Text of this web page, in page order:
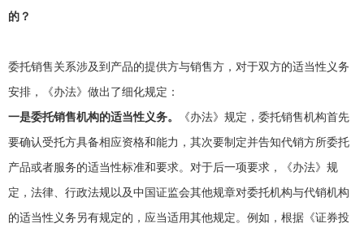
的？
委托销售关系涉及到产品的提供方与销售方，对于双方的适当性义务
安排，《办法》做出了细化规定：
一是委托销售机构的适当性义务。 《办法》规定，委托销售机构首先
要确认受托方具备相应资格和能力，其次要制定并告知代销方所委托
产品或者服务的适当性标准和要求。对于后一项要求，《办法》规
定，法律、行政法规以及中国证监会其他规章对委托机构与代销机构
的适当性义务另有规定的，应当适用其他规定。例如，根据《证券投